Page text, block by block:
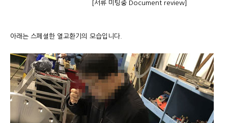
[서류 미팅중 Document review]
​아래는 스페셜한 열교환기의 모습입니다.